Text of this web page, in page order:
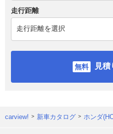
走行距離
見積
carview! 新車カタログ ホンダ